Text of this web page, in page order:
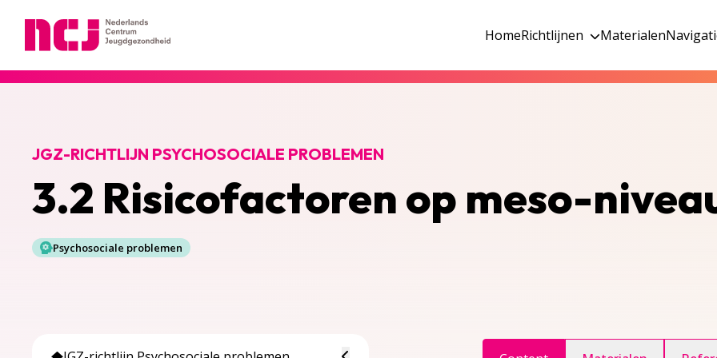
HomeRichtlijnen Materialen
3.2 Risicofactoren op meso-
JGZ-RICHTLIJN PSYCHOSOCIALE PROBLEMEN
Psychosociale problemen